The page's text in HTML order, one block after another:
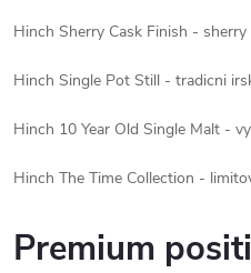
Hinch Sherry Cask Finish -
Hinch Single Pot Still - tradicni
Hinch 10 Year Old Single Malt -
Hinch The Time Collection -
Premium